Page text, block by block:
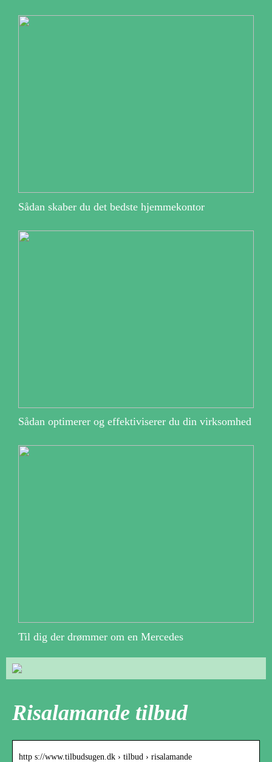
Sådan skaber du det bedste hjemmekontor
Sådan optimerer og effektiviserer du din virksomhed
Til dig der drømmer om en Mercedes
Risalamande tilbud
http s://www.tilbudsugen.dk › tilbud › risalamande